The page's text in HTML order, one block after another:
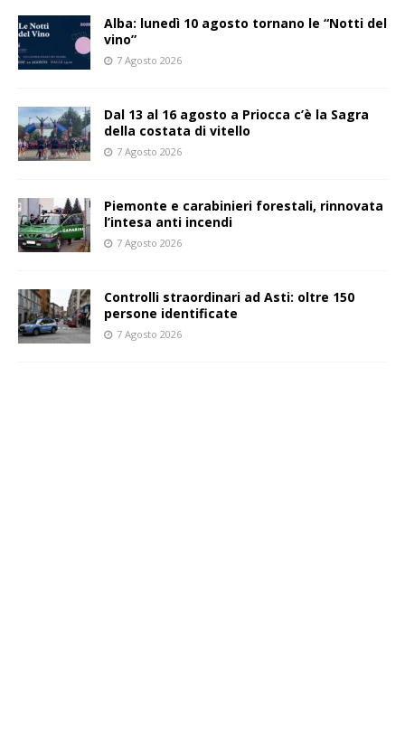
Alba: lunedì 10 agosto tornano le “Notti del
vino”
7 Agosto 2026
Dal 13 al 16 agosto a Priocca c’è la Sagra
della costata di vitello
7 Agosto 2026
Piemonte e carabinieri forestali, rinnovata
l’intesa anti incendi
7 Agosto 2026
Controlli straordinari ad Asti: oltre 150
persone identificate
7 Agosto 2026